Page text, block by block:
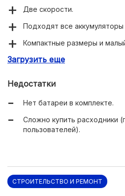
Две скорости.
Подходят все аккумуляторы
Компактные размеры и
Сбор мусора и жидкости.
Загрузить еще
Недостатки
Нет батареи в комплекте.
Сложно купить расходники
пользователей).
СТРОИТЕЛЬСТВО И РЕМОНТ